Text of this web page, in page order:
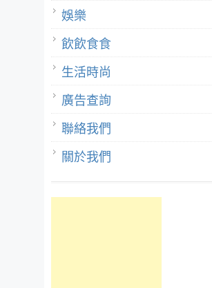
娛樂
飲飲食食
生活時尚
廣告查詢
聯絡我們
關於我們